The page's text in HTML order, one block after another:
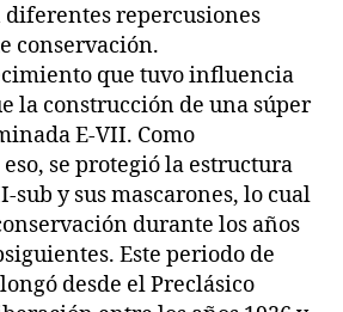
diferentes repercusiones
conservación.
que tuvo influencia
la construcción de una súper
E-VII. Como
se protegió la estructura
sub y sus mascarones, lo cual
durante los años
Este periodo de
desde el Preclásico